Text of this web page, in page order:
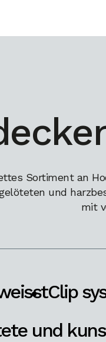
Sortiment an
und
mit
Clip
und